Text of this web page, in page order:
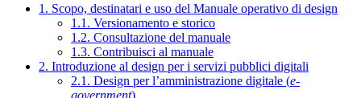
1. Scopo, destinatari e uso del Manuale operativo di design
1.1. Versionamento e storico
1.2. Consultazione del manuale
1.3. Contribuisci al manuale
2. Introduzione al design per i servizi pubblici digitali
2.1. Design per l’amministrazione digitale (e-
government)